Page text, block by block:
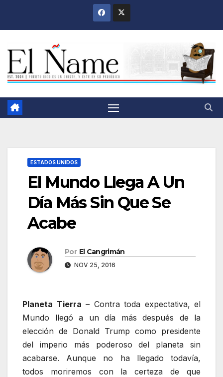
ESTADOS UNIDOS
El Mundo Llega A Un
Día Más Sin Que Se
Acabe
Por El Cangrimán
NOV 25, 2016
Planeta Tierra – Contra toda expectativa, el
Mundo llegó a un día más después de la
elección de Donald Trump como presidente
del imperio más poderoso del planeta sin
acabarse. Aunque no ha llegado todavía,
todos moriremos con la certeza de que